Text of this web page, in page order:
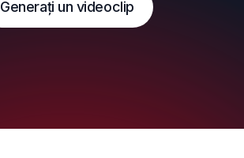
Generați un videoclip